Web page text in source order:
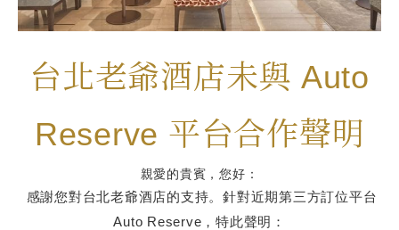
台北老爺酒店未與 Auto
Reserve 平台合作聲明
親愛的貴賓，您好：
感謝您對台北老爺酒店的支持。針對近期第三方訂位平台
Auto Reserve ，特此聲明：